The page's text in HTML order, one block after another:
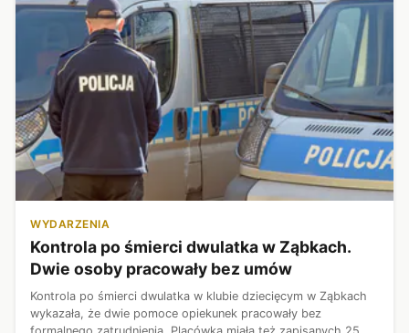
WYDARZENIA
Kontrola po śmierci dwulatka w Ząbkach.
Dwie osoby pracowały bez umów
Kontrola po śmierci dwulatka w klubie dziecięcym w Ząbkach
wykazała, że dwie pomoce opiekunek pracowały bez